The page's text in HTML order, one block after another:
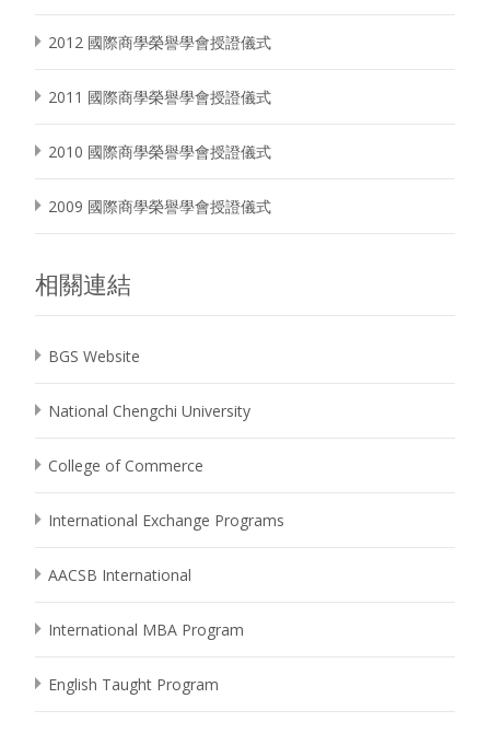
2012 國際商學榮譽學會授證儀式
2011 國際商學榮譽學會授證儀式
2010 國際商學榮譽學會授證儀式
2009 國際商學榮譽學會授證儀式
相關連結
BGS Website
National Chengchi University
College of Commerce
International Exchange Programs
AACSB International
International MBA Program
English Taught Program